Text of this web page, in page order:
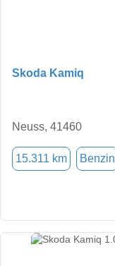
Skoda Kamiq
Neuss, 41460
15.311 km Benzin